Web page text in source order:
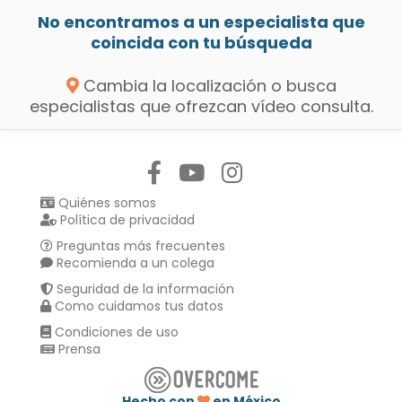
No encontramos a un especialista que
coincida con tu búsqueda
Cambia la localización o busca
especialistas que ofrezcan vídeo consulta.
Quiénes somos
Política de privacidad
Preguntas más frecuentes
Recomienda a un colega
Seguridad de la información
Como cuidamos tus datos
Condiciones de uso
Prensa